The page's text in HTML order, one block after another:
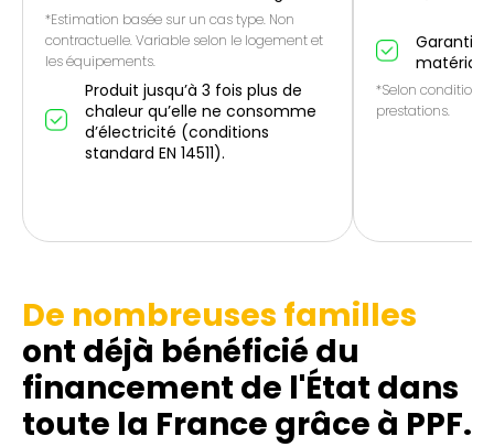
*Estimation basée sur un cas type. Non
contractuelle. Variable selon le logement et
les équipements.
Produit jusqu’à 3 fois plus de
chaleur qu’elle ne consomme
d’électricité (conditions
standard EN 14511).
Garantie
matériaux
*Selon conditions
prestations.
De nombreuses familles
ont déjà bénéficié du
financement de l'État dans
toute la France grâce à PPF.